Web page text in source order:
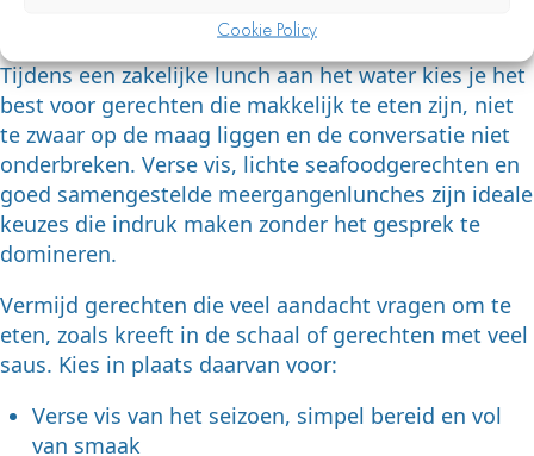
Cookie Policy
Tijdens een zakelijke lunch aan het water kies je het
best voor gerechten die makkelijk te eten zijn, niet
te zwaar op de maag liggen en de conversatie niet
onderbreken. Verse vis, lichte seafoodgerechten en
goed samengestelde meergangenlunches zijn ideale
keuzes die indruk maken zonder het gesprek te
domineren.
Vermijd gerechten die veel aandacht vragen om te
eten, zoals kreeft in de schaal of gerechten met veel
saus. Kies in plaats daarvan voor:
Verse vis van het seizoen, simpel bereid en vol
van smaak